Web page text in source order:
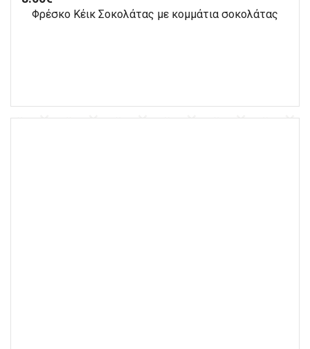
Φρέσκο Κέικ Σοκολάτας με κομμάτια σοκολάτας